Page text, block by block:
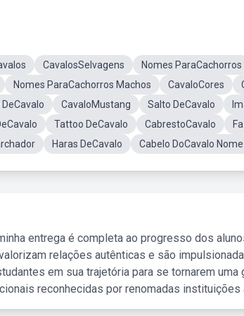
CavalosSelvagens Nomes ParaCachorros
Nomes ParaCachorros Machos CavaloCores
CavaloMustang Salto DeCavalo
Tattoo DeCavalo CabrestoCavalo
Haras DeCavalo Cabelo DoCavalo Nome
entrega é completa ao progresso dos
relações autênticas e são
em sua trajetória para se tornarem
reconhecidas por renomadas instituições